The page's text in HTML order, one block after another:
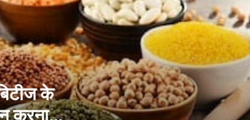
के
करना
बहुत ज्यादा चिया सीड्स सेवन करने से सेहत को हो
सकते हैं बड़े नुकसान, यहां जान लें साइड
सेहत के लिए बेहद फायदेमंद है दालचीनी, मेथी और
हल्दी का मिश्रण, मिल सकते हैं ये बेनिफिट्स…
सावन के महीने में किन चीजों का सेवन नहीं करना